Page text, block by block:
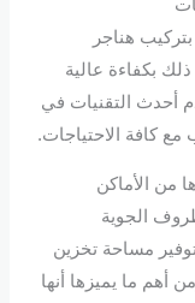
هناجر
بكفاءة عالية
أحدث التقنيات في
كافة الاحتياجات.
من الأماكن
الجوية
مساحة تخزين
أهم ما يميزها أنها